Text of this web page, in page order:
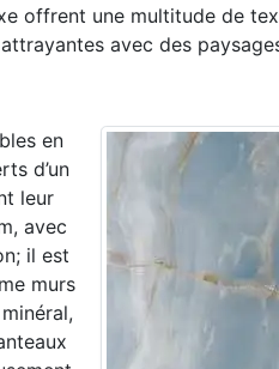
offrent une multitude de
avec des
en
d’un
leur
avec
il est
murs